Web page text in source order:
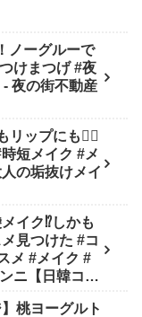
ノーグルーで
けまつげ #夜
夜の街不動産
リップにも❤️‍🔥
短メイク #メ
の垢抜けメイ
イク⁉︎しかも
見つけた #コ
メ #メイク #
ニ【日韓コス
桃ヨーグルト